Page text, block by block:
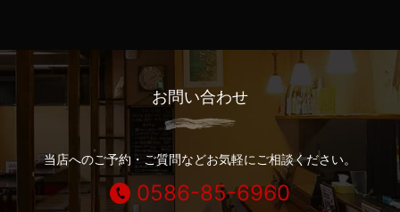
お問い合わせ
当店へのご予約・ご質問などお気軽にご相談ください。
0586-85-6960